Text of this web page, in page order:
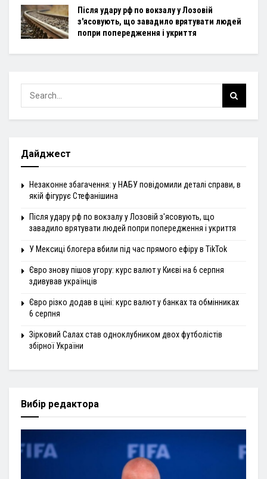
Після удару рф по вокзалу у Лозовій
з'ясовують, що завадило врятувати людей
попри попередження і укриття
Дайджест
Незаконне збагачення: у НАБУ повідомили деталі справи, в
якій фігурує Стефанішина
Після удару рф по вокзалу у Лозовій з'ясовують, що
завадило врятувати людей попри попередження і укриття
У Мексиці блогера вбили під час прямого ефіру в TikTok
Євро знову пішов угору: курс валют у Києві на 6 серпня
здивував українців
Євро різко додав в ціні: курс валют у банках та обмінниках
6 серпня
Зірковий Салах став одноклубником двох футболістів
збірної України
Вибір редактора